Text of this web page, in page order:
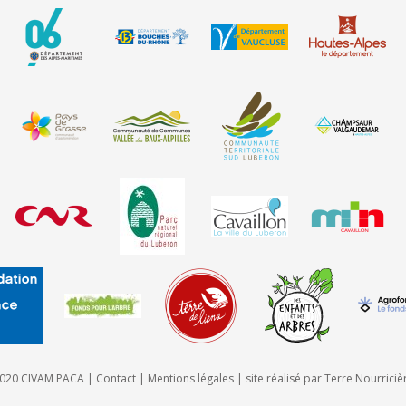
CIVAM PACA | Contact| Mentions légales| site réalisé parTerre